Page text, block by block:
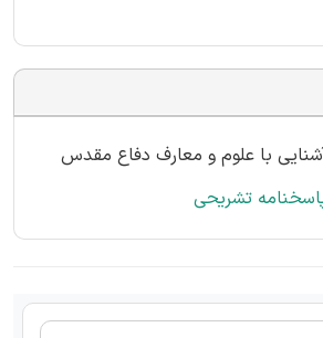
با علوم و معارف دفاع مقدس
تشریحی